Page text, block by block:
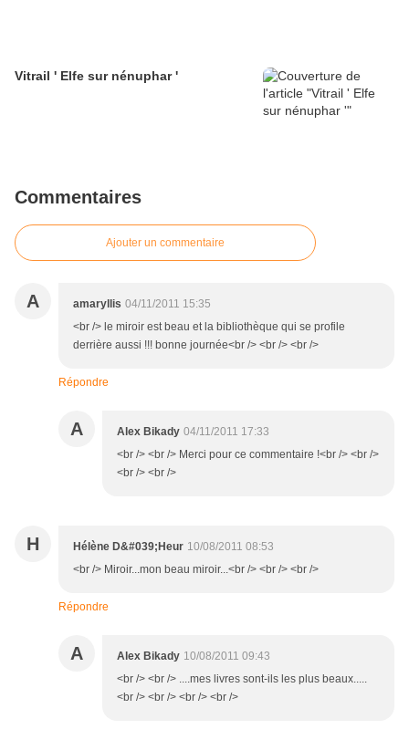
Vitrail ' Elfe sur nénuphar '
Commentaires
Ajouter un commentaire
A amaryllis 04/11/2011 15:35
<br /> le miroir est beau et la bibliothèque qui se profile
derrière aussi !!! bonne journée<br /> <br /> <br />
Répondre
A Alex Bikady 04/11/2011 17:33
<br /> <br /> Merci pour ce commentaire !<br /> <br />
<br /> <br />
H Hélène D&#039;Heur 10/08/2011 08:53
<br /> Miroir...mon beau miroir...<br /> <br /> <br />
Répondre
A Alex Bikady 10/08/2011 09:43
<br /> <br /> ....mes livres sont-ils les plus beaux.....
<br /> <br /> <br /> <br />